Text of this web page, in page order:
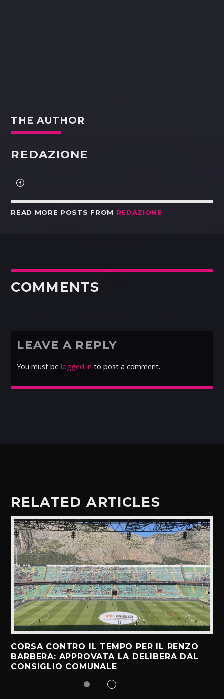
THE AUTHOR
REDAZIONE
READ MORE POSTS FROM REDAZIONE
COMMENTS
LEAVE A REPLY
You must belogged in to post a comment.
RELATED ARTICLES
CORSA CONTRO IL TEMPO PER IL RENZO
BARBERA: APPROVATA LA DELIBERA DAL
CONSIGLIO COMUNALE